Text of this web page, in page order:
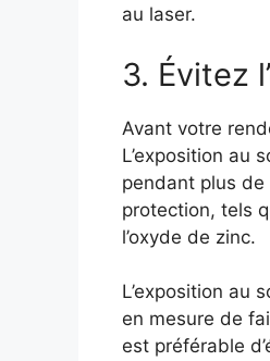
au laser.
3. Évitez
Avant votre
L’exposition au
pendant plus
protection, tels
l’oxyde de zinc.
L’exposition au
en mesure de
est préférable